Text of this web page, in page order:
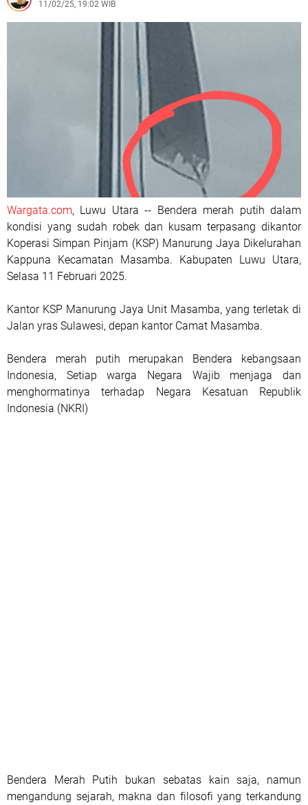
11/02/25, 19:02 WIB
Wargata.com, Luwu Utara -- Bendera merah putih dalam
kondisi yang sudah robek dan kusam terpasang dikantor
Koperasi Simpan Pinjam (KSP) Manurung Jaya Dikelurahan
Kappuna Kecamatan Masamba. Kabupaten Luwu Utara,
Selasa 11 Februari 2025.
Kantor KSP Manurung Jaya Unit Masamba, yang terletak di
Jalan yras Sulawesi, depan kantor Camat Masamba.
Bendera merah putih merupakan Bendera kebangsaan
Indonesia, Setiap warga Negara Wajib menjaga dan
menghormatinya terhadap Negara Kesatuan Republik
Indonesia (NKRI)
Bendera Merah Putih bukan sebatas kain saja, namun
mengandung sejarah, makna dan filosofi yang terkandung